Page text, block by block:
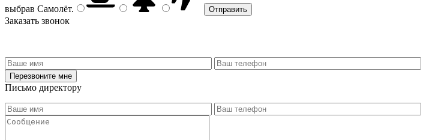
выбрав Самолёт.
Заказать звонок
Письмо директору